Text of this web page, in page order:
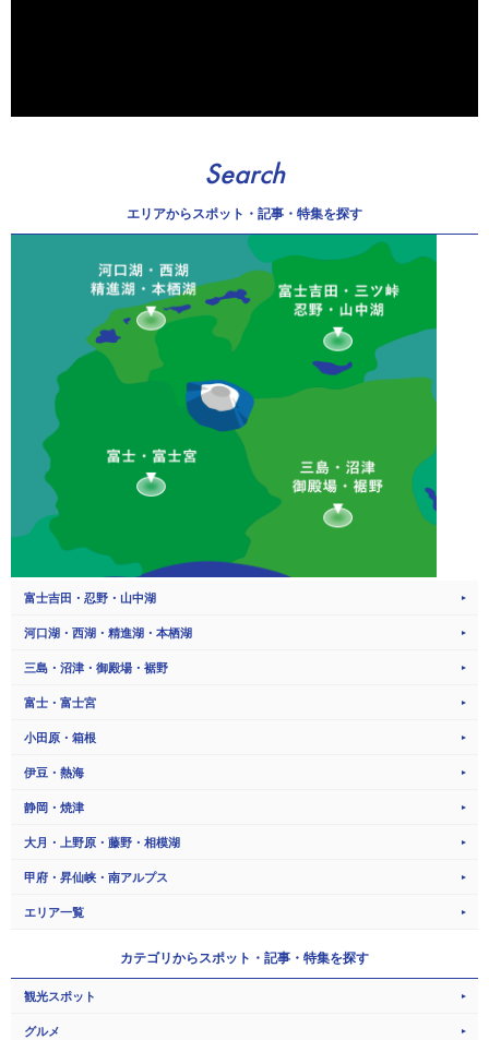
Search
エリアからスポット・記事・特集を探す
富士吉田・忍野・山中湖
河口湖・西湖・精進湖・本栖湖
三島・沼津・御殿場・裾野
富士・富士宮
小田原・箱根
伊豆・熱海
静岡・焼津
大月・上野原・藤野・相模湖
甲府・昇仙峡・南アルプス
エリア一覧
カテゴリからスポット・記事・特集を探す
観光スポット
グルメ